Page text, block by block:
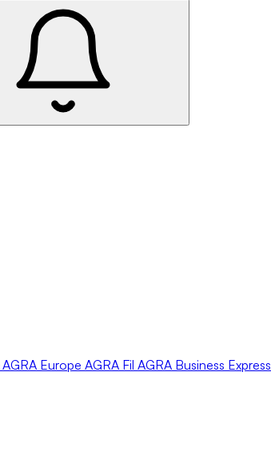
AGRA Europe AGRA Fil AGRA Business Express